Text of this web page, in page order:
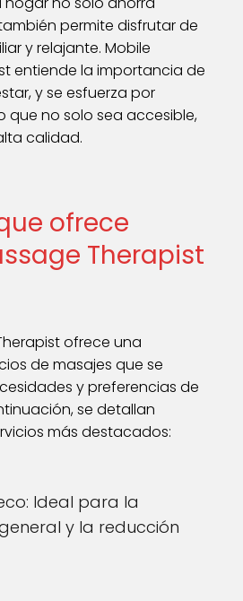
permite disfrutar de
y relajante. Mobile
entiende la importancia de
y se esfuerza por
que no solo sea accesible,
calidad.
ofrece
Therapist
ofrece una
de masajes que se
y preferencias de
se detallan
más destacados:
Ideal para la
y la reducción